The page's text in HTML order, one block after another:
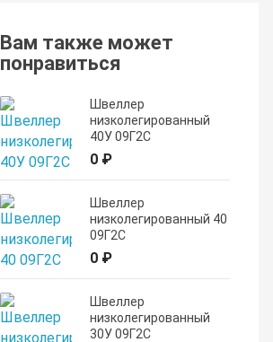
Вам также может
понравиться
Швеллер
низколегированный
40У 09Г2С
0 ₽
Швеллер
низколегированный 40
09Г2С
0 ₽
Швеллер
низколегированный
30У 09Г2С